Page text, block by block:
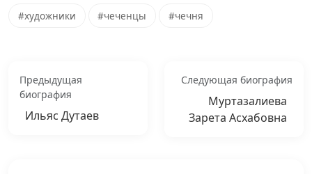
#художники #чеченцы #чечня
Предыдущая
биография
Ильяс Дутаев
Следующая биография
Муртазалиева
Зарета Асхабовна